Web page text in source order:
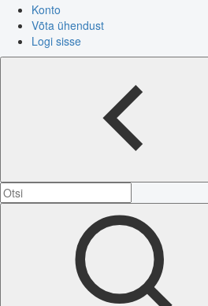
Konto
Võta ühendust
Logi sisse